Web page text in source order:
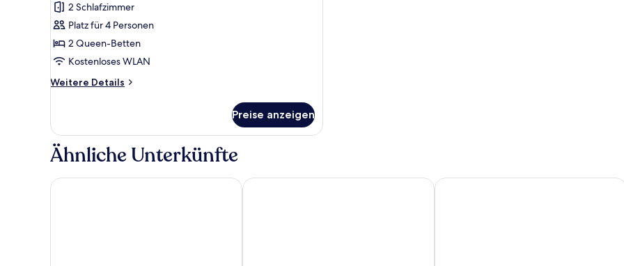
Balkon,
Stadtblick
anzeigen
2 Schlafzimmer
Platz für 4 Personen
2 Queen-Betten
Kostenloses WLAN
Weitere Details
Weitere
Suite,
2 Schlafzimmer,
Balkon,
Preise anzeigen
Ähnliche Unterkünfte
Vista LIC Hotel, BW Premier CollectionThe Modernist Hotel TownePlace Suites by Marriott New